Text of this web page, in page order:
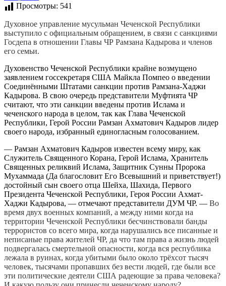
Просмотры: 541
Духовное управление мусульман Чеченской Республики
выступило с официальным обращением, в связи с санкциями
Госдепа в отношении Главы ЧР Рамзана Кадырова и членов
его семьи.
Духовенство Чеченской Республики крайне возмущено
заявлением госсекретаря США Майкла Помпео о введении
Соединёнными Штатами санкции против Рамзана-Хаджи
Кадырова. В свою очередь представители Муфтията ЧР
считают, что эти санкции введены против Ислама и
чеченского народа в целом, так как Глава Чеченской
Республики, Герой России Рамзан Ахматович Кадыров лидер
своего народа, избранный единогласным голосованием.
— Рамзан Ахматович Кадыров известен всему миру, как
Служитель Священного Корана, Герой Ислама, Хранитель
Священных реликвий Ислама, Защитник Сунны Пророка
Мухаммада (Да благословит Его Всевышний и приветствует!)
достойный сын своего отца Шейха, Шахида, Первого
Президента Чеченской Республики, Героя России Ахмат-
Хаджи Кадырова, — отмечают представители ДУМ ЧР. — Во
время двух военных компаний, а между ними когда на
территории Чеченской Республики бесчинствовали банды
террористов со всего мира, когда нарушались все писанные и
неписаные права жителей ЧР, да что там права а жизнь людей
подвергалась смертельной опасности, когда вся республика
лежала в руинах, когда убитыми было около трёхсот тысяч
человек, тысячами пропавших без вести людей, где были все
эти политические деятели США радеющие за права человека?